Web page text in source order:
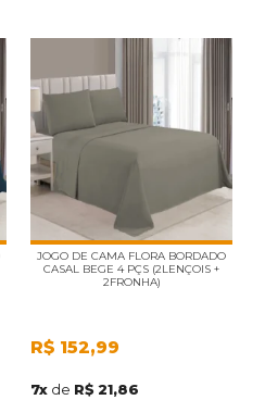
JOGO DE CAMA FLORA BORDADO
CASAL BEGE 4 PÇS (2LENÇOIS +
2FRONHA)
R$ 152,99
7x de R$ 21,86